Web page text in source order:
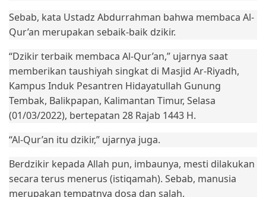
Sebab, kata Ustadz Abdurrahman bahwa membaca Al-
Qur’an merupakan sebaik-baik dzikir.
“Dzikir terbaik membaca Al-Qur’an,” ujarnya saat
memberikan taushiyah singkat di Masjid Ar-Riyadh,
Kampus Induk Pesantren Hidayatullah Gunung
Tembak, Balikpapan, Kalimantan Timur, Selasa
(01/03/2022), bertepatan 28 Rajab 1443 H.
“Al-Qur’an itu dzikir,” ujarnya juga.
Berdzikir kepada Allah pun, imbaunya, mesti dilakukan
secara terus menerus (istiqamah). Sebab, manusia
merupakan tempatnya dosa dan salah.